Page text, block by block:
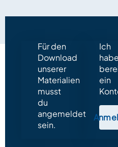
Für den
Download
unserer
Materialien
musst
du
angemeldet
sein.
Ich
habe
ein